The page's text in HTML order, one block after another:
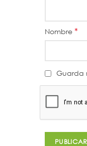
Nombre *
Guarda